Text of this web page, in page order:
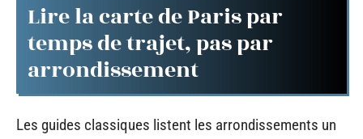
Lire la carte de Paris par
temps de trajet, pas par
arrondissement
Les guides classiques listent les arrondissements un